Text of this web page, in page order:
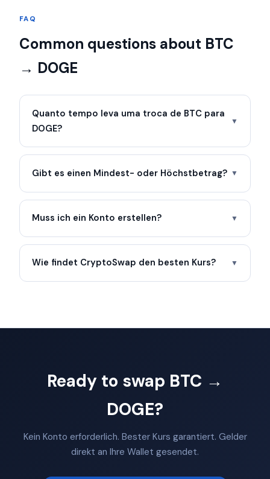
FAQ
Common questions about BTC
→ DOGE
Quanto tempo leva uma troca de BTC para
DOGE?
▼
Gibt es einen Mindest- oder Höchstbetrag? ▼
Muss ich ein Konto erstellen? ▼
Wie findet CryptoSwap den besten Kurs? ▼
Ready to swap BTC →
DOGE?
Kein Konto erforderlich. Bester Kurs garantiert. Gelder
direkt an Ihre Wallet gesendet.